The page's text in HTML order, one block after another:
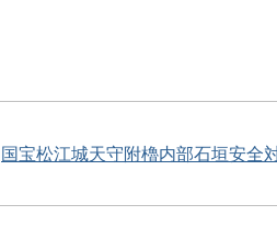
国宝松江城天守附櫓内部石垣安全